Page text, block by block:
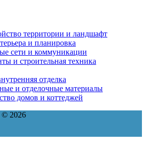
территории и ландшафт
и планировка
сети и коммуникации
и строительная техника
отделка
и отделочные материалы
домов и коттеджей
© 2026